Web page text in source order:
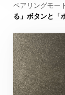
ペアリングモー
る」ボタンと「